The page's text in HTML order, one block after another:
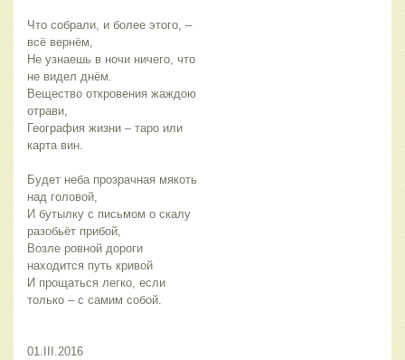
Что собрали, и более этого, –
всё вернём,
Не узнаешь в ночи ничего, что
не видел днём.
Вещество откровения жаждою
отрави,
География жизни – таро или
карта вин.
Будет неба прозрачная мякоть
над головой,
И бутылку с письмом о скалу
разобьёт прибой,
Возле ровной дороги
находится путь кривой
И прощаться легко, если
только – с самим собой.
01.III.2016